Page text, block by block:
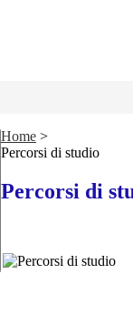
Home >
Percorsi di studio
Percorsi di